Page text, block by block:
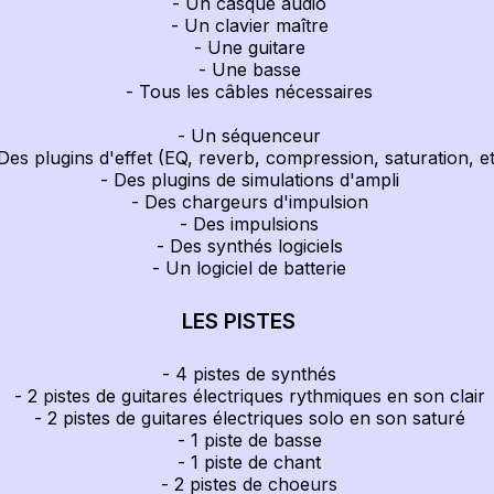
- Un clavier maître
- Une guitare
- Une basse
- Tous les câbles nécessaires
- Un séquenceur
plugins d'effet (EQ, reverb, compression, saturation,
- Des plugins de simulations d'ampli
- Des chargeurs d'impulsion
- Des impulsions
- Des synthés logiciels
- Un logiciel de batterie
LES PISTES
- 4 pistes de synthés
2 pistes de guitares électriques rythmiques en son clair
- 2 pistes de guitares électriques solo en son saturé
- 1 piste de basse
- 1 piste de chant
- 2 pistes de choeurs